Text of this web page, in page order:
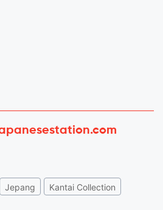
Jepang Kantai Collection